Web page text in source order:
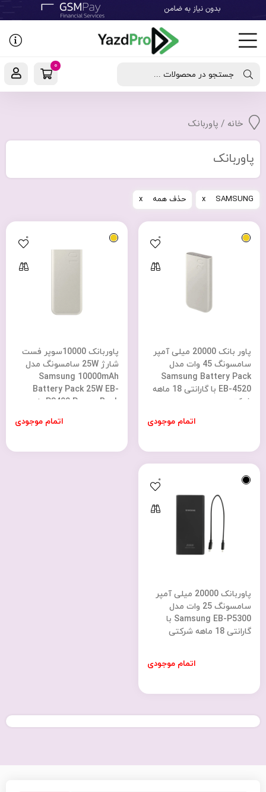
جستجو در محصولات ...
0
خانه / پاوربانک
پاوربانک
SAMSUNG حذف همه
پاور بانک 20000 میلی آمپر
سامسونگ 45 وات مدل
Samsung Battery Pack
EB-4520 با گارانتی 18 ماهه
شرکتی
اتمام موجودی
0
پاوربانک 10000سوپر فست
شارژ 25W سامسونگ مدل
Samsung 10000mAh
Battery Pack 25W EB-
P3400 Power Bank با
اتمام موجودی
0
پاوربانک 20000 میلی آمپر
سامسونگ 25 وات مدل
Samsung EB-P5300 با
گارانتی 18 ماهه شرکتی
اتمام موجودی
0